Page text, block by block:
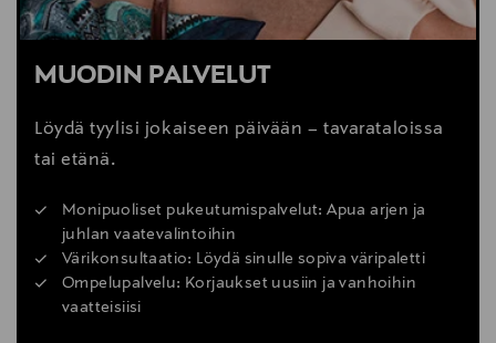
MUODIN PALVELUT
Löydä tyylisi jokaiseen päivään – tavarataloissa
tai etänä.
Monipuoliset pukeutumispalvelut: Apua arjen ja
juhlan vaatevalintoihin
Värikonsultaatio: Löydä sinulle sopiva väripaletti
Ompelupalvelu: Korjaukset uusiin ja vanhoihin
vaatteisiisi